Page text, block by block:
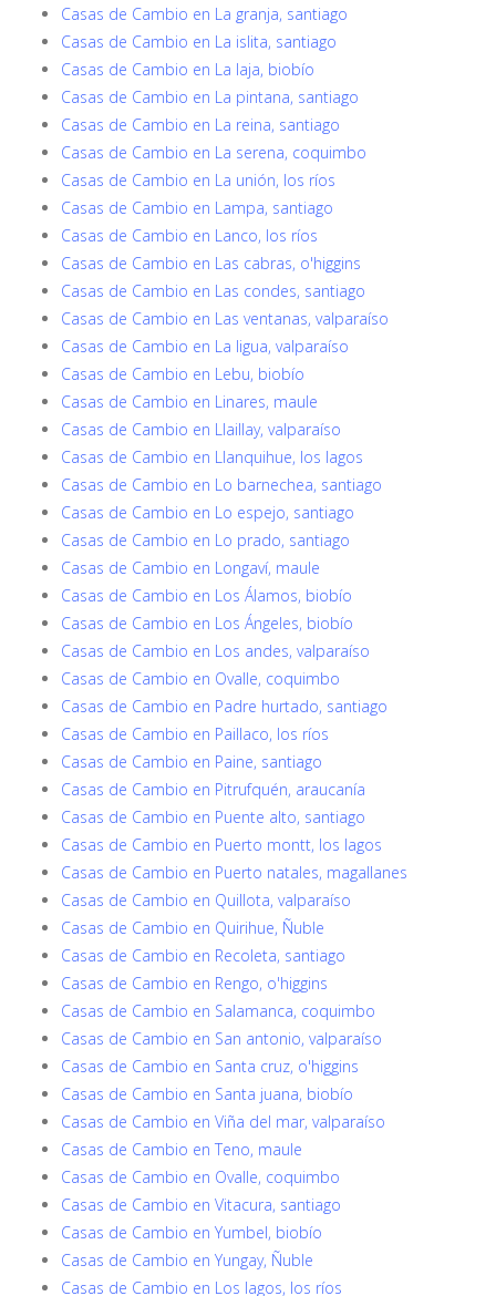
Casas de Cambio en La granja, santiago
Casas de Cambio en La islita, santiago
Casas de Cambio en La laja, biobío
Casas de Cambio en La pintana, santiago
Casas de Cambio en La reina, santiago
Casas de Cambio en La serena, coquimbo
Casas de Cambio en La unión, los ríos
Casas de Cambio en Lampa, santiago
Casas de Cambio en Lanco, los ríos
Casas de Cambio en Las cabras, o'higgins
Casas de Cambio en Las condes, santiago
Casas de Cambio en Las ventanas, valparaíso
Casas de Cambio en La ligua, valparaíso
Casas de Cambio en Lebu, biobío
Casas de Cambio en Linares, maule
Casas de Cambio en Llaillay, valparaíso
Casas de Cambio en Llanquihue, los lagos
Casas de Cambio en Lo barnechea, santiago
Casas de Cambio en Lo espejo, santiago
Casas de Cambio en Lo prado, santiago
Casas de Cambio en Longaví, maule
Casas de Cambio en Los Álamos, biobío
Casas de Cambio en Los Ángeles, biobío
Casas de Cambio en Los andes, valparaíso
Casas de Cambio en Ovalle, coquimbo
Casas de Cambio en Padre hurtado, santiago
Casas de Cambio en Paillaco, los ríos
Casas de Cambio en Paine, santiago
Casas de Cambio en Pitrufquén, araucanía
Casas de Cambio en Puente alto, santiago
Casas de Cambio en Puerto montt, los lagos
Casas de Cambio en Puerto natales, magallanes
Casas de Cambio en Quillota, valparaíso
Casas de Cambio en Quirihue, Ñuble
Casas de Cambio en Recoleta, santiago
Casas de Cambio en Rengo, o'higgins
Casas de Cambio en Salamanca, coquimbo
Casas de Cambio en San antonio, valparaíso
Casas de Cambio en Santa cruz, o'higgins
Casas de Cambio en Santa juana, biobío
Casas de Cambio en Viña del mar, valparaíso
Casas de Cambio en Teno, maule
Casas de Cambio en Ovalle, coquimbo
Casas de Cambio en Vitacura, santiago
Casas de Cambio en Yumbel, biobío
Casas de Cambio en Yungay, Ñuble
Casas de Cambio en Los lagos, los ríos